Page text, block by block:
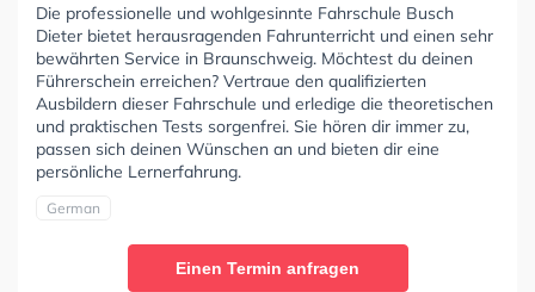
Die professionelle und wohlgesinnte Fahrschule Busch
Dieter bietet herausragenden Fahrunterricht und einen sehr
bewährten Service in Braunschweig. Möchtest du deinen
Führerschein erreichen? Vertraue den qualifizierten
Ausbildern dieser Fahrschule und erledige die theoretischen
und praktischen Tests sorgenfrei. Sie hören dir immer zu,
passen sich deinen Wünschen an und bieten dir eine
persönliche Lernerfahrung.
German
Einen Termin anfragen